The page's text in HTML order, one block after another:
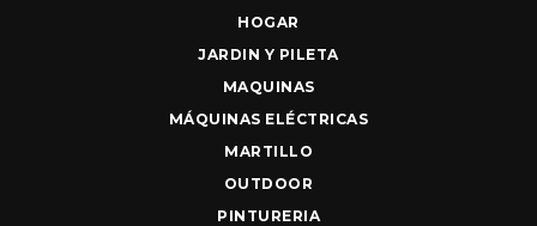
HOGAR
JARDIN Y PILETA
MAQUINAS
MÁQUINAS ELÉCTRICAS
MARTILLO
OUTDOOR
PINTURERIA